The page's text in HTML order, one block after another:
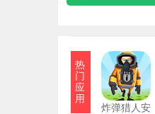
热
门
应
用
炸弹猎人安